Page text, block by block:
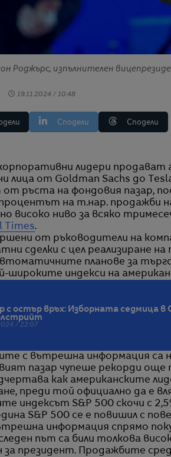
Роджърс, изпълнителен
19.11.2024 / 10:48
Сподели Сподели
лица от Goldman Sachs до
от ръста на фондовия пазар,
на т.нар. продажби
високо ниво за всяко
Times.
от ръководители на
сделки с цел реализиране
планове за
широките индекси на
с остър връх: Изборната седмица
/ 22:07
с вътрешна информация са
пазар чупеше рекорди още
как американските
преди той официално да е
индексът S&P 500 скочи с
S&P 500 се е повишил с
информация спрямо
път са били толкова
за президент. Продажбите